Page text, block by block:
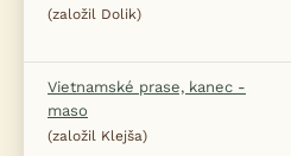
(založil Dolik)
Vietnamské prase, kanec -
maso
(založil Klejša)